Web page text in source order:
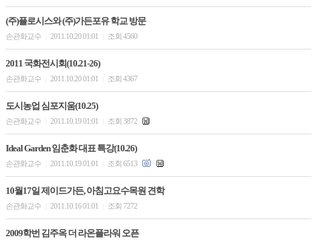
(주)플로시스와 (주)가든포유 학교 방문
손관화교수 2011.10.20 01:01 조회 4560
2011 국화전시회(10.21-26)
손관화교수 2011.10.20 01:01 조회 4367
도시농업 심포지움(10.25)
손관화교수 2011.10.19 01:01 조회 3872
Ideal Garden 임춘화 대표 특강(10.26)
손관화교수 2011.10.19 01:01 조회 6513
10월17일 제이드가든, 아침고요수목원 견학
손관화교수 2011.10.16 01:01 조회 7272
2009학번 김주옥 더 라온플라워 오픈